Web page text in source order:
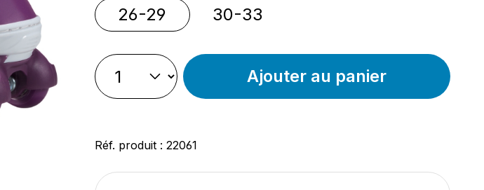
26-29
30-33
Ajouter au panier
Réf. produit : 22061